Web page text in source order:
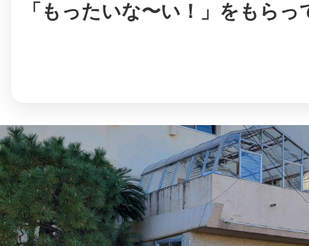
「もったいな〜い！」をもらっ